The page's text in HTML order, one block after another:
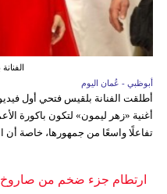
أبوظبي - عُمان اليوم
أطلقت الفنانة بلقيس فتحي أول فيديو
أغنية «زهر ليمون» لتكون باكورة
تفاعلًا واسعًا من جمهورها، خاصة أن
ارتطام جزء ضخم من